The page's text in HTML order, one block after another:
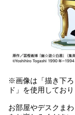
※画像は「描き下ろ
ド」を使用しており
お部屋やデスクま